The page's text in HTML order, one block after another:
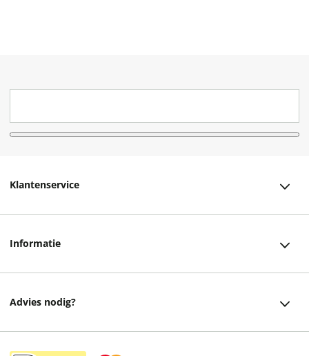
Klantenservice
Informatie
Advies nodig?